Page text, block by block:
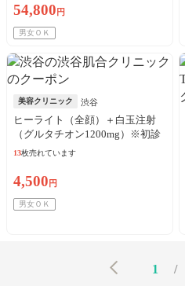
54,800 円
男女ＯＫ
美容クリニック 渋谷
ヒーライト（全顔）＋白玉注射
（グルタチオン1200mg）※初診
料込
13枚売れています
4,500 円
男女ＯＫ
1 /